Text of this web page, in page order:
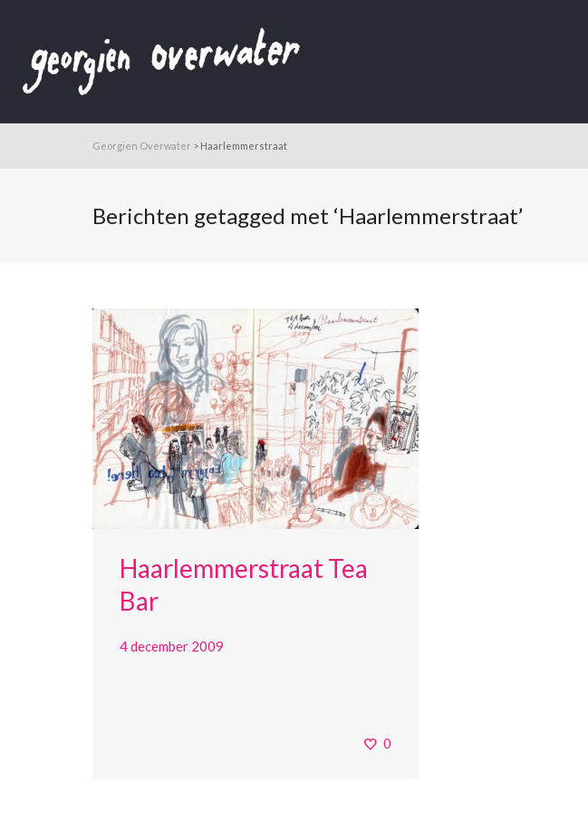
Georgien Overwater > Haarlemmerstraat
Berichten getagged met ‘Haarlemmerstraat’
Haarlemmerstraat Tea
Bar
4 december 2009
0